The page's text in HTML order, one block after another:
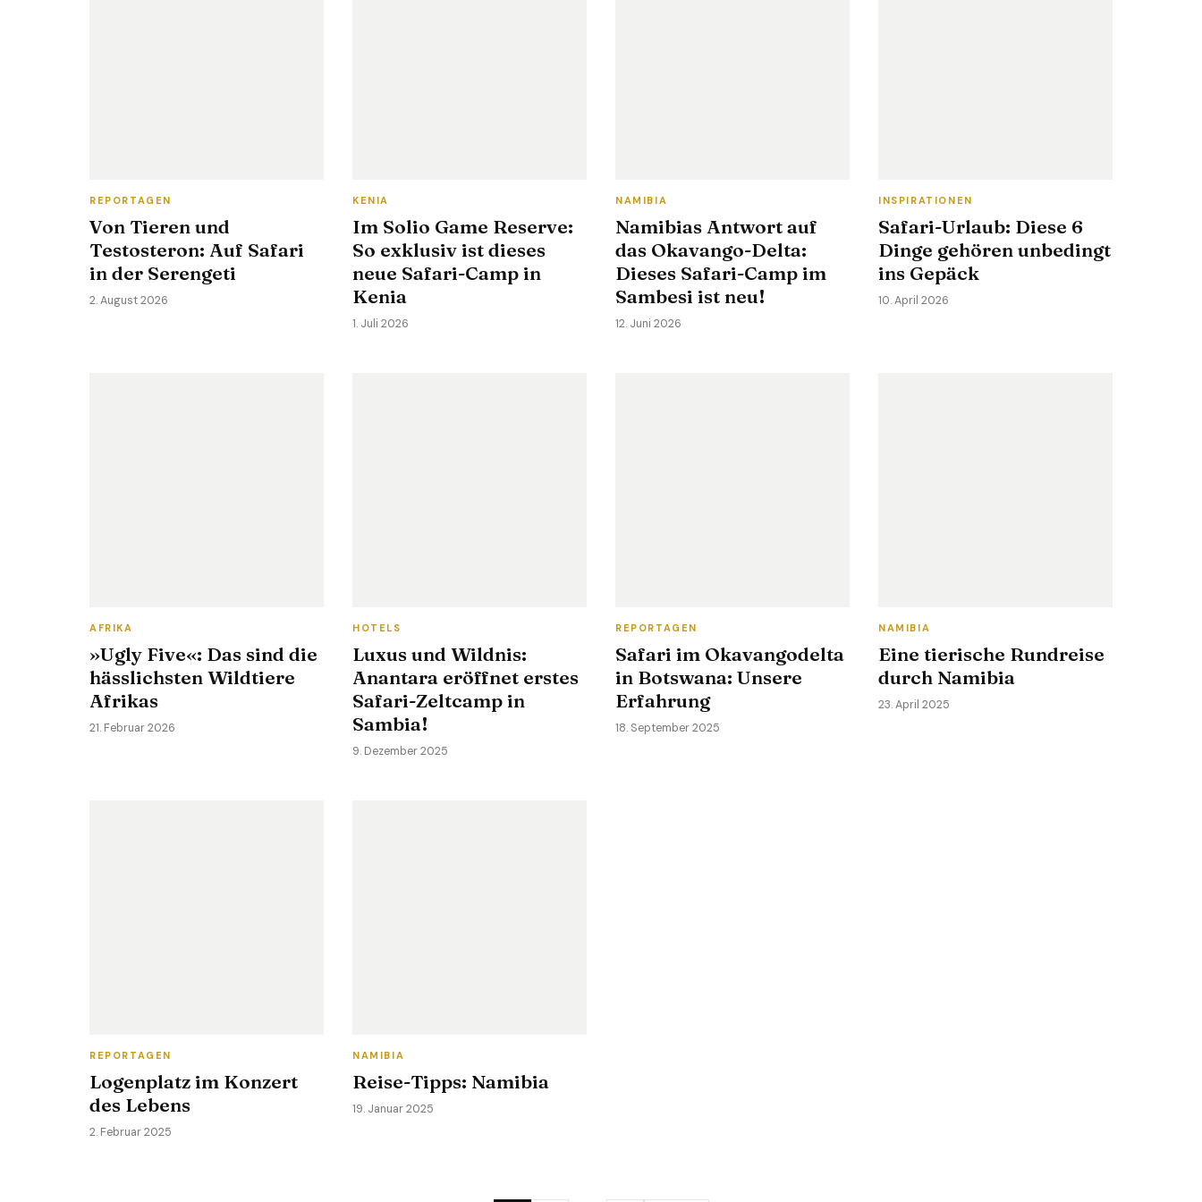
REPORTAGEN
Von Tieren und
Testosteron: Auf Safari
in der Serengeti
2. August 2026
KENIA
Im Solio Game Reserve:
So exklusiv ist dieses
neue Safari-Camp in
Kenia
1. Juli 2026
NAMIBIA
Namibias Antwort auf
das Okavango-Delta:
Dieses Safari-Camp im
Sambesi ist neu!
12. Juni 2026
INSPIRATIONEN
Safari-Urlaub: Diese 6
Dinge gehören unbedingt
ins Gepäck
10. April 2026
AFRIKA
»Ugly Five«: Das sind die
hässlichsten Wildtiere
Afrikas
21. Februar 2026
HOTELS
Luxus und Wildnis:
Anantara eröffnet erstes
Safari-Zeltcamp in
Sambia!
9. Dezember 2025
REPORTAGEN
Safari im Okavangodelta
in Botswana: Unsere
Erfahrung
18. September 2025
NAMIBIA
Eine tierische Rundreise
durch Namibia
23. April 2025
REPORTAGEN
Logenplatz im Konzert
des Lebens
2. Februar 2025
NAMIBIA
Reise-Tipps: Namibia
19. Januar 2025